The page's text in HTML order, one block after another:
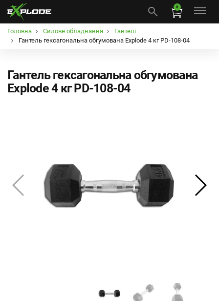
0
Головна Силове обладнання
Гантелі
Гантель гексагональна обгумована Explode 4 кг PD-108-04
Гантель гексагональна обгумована
Explode 4 кг PD-108-04